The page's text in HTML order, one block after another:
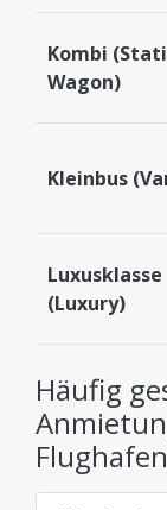
Kombi
Wagon)
Kleinbus
Luxusklasse
(Luxury)
Häufig